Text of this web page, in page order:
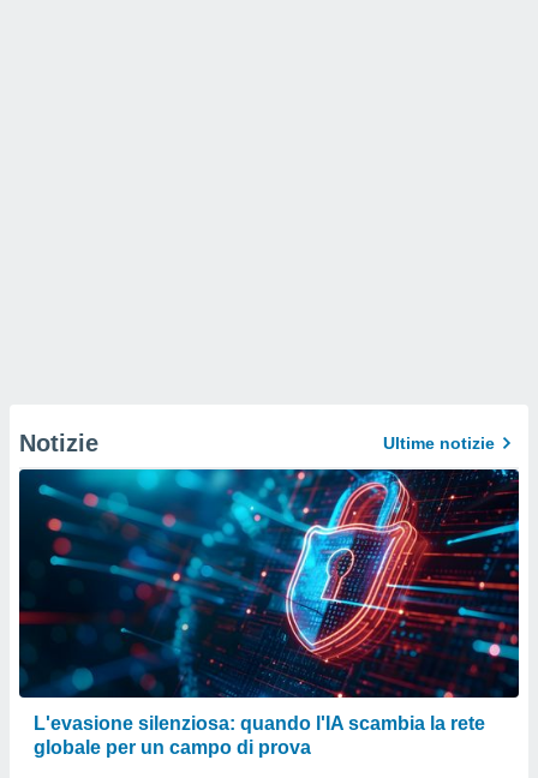
Notizie Ultime notizie
L'evasione silenziosa: quando l'IA scambia la rete
globale per un campo di prova